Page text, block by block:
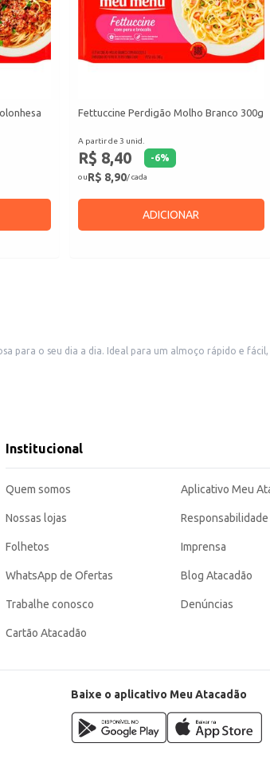
Fettuccine Perdigão Molho Branco 300g
A partir de 3 unid.
R$ 8,40 -6%
ouR$ 8,90/ cada
ADICIONAR
para o seu dia a dia. Ideal para um almoço rápido e
para quem busca otimizar o tempo sem abrir mão da
Institucional
Quem somos
Nossas lojas
Folhetos
WhatsApp de Ofertas
Trabalhe conosco
Cartão Atacadão
Aplicativo Meu
Responsabilidade
Imprensa
Blog Atacadão
Denúncias
Baixe o aplicativo Meu Atacadão